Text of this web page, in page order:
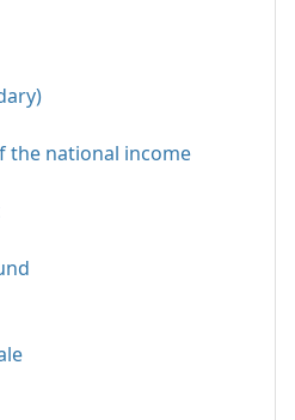
national income